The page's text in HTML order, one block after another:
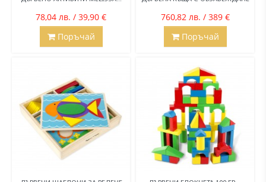
78,04 лв. / 39,90 €
Поръчай
760,82 лв. / 389 €
Поръчай